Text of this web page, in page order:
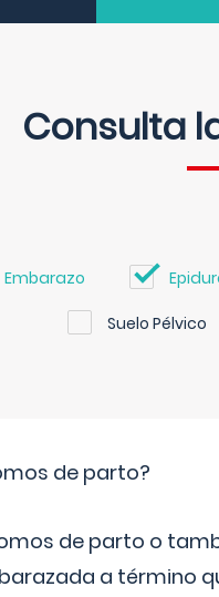
Consulta
Embarazo
Suelo Pélvico
de parto?
de parto o
a término